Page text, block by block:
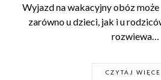
Wyjazd na wakacyjny obóz
zarówno u dzieci, jak i u
rozwiewa…
CZYTAJ